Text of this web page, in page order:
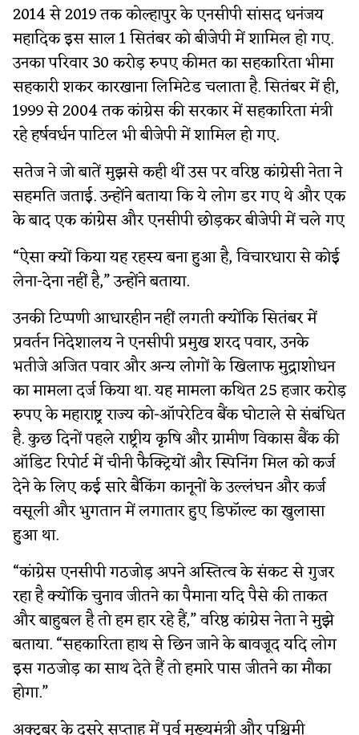
2014 से 2019 तक कोल्हापुर के एनसीपी सांसद धनंजय
महादिक इस साल 1 सितंबर को बीजेपी में शामिल हो गए.
उनका परिवार 30 करोड़ रुपए कीमत का सहकारिता भीमा
सहकारी शकर कारखाना लिमिटेड चलाता है. सितंबर में ही,
1999 से 2004 तक कांग्रेस की सरकार में सहकारिता मंत्री
रहे हर्षवर्धन पाटिल भी बीजेपी में शामिल हो गए.
सतेज ने जो बातें मुझसे कही थीं उस पर वरिष्ठ कांग्रेसी नेता ने
सहमति जताई. उन्होंने बताया कि ये लोग डर गए थे और एक
के बाद एक कांग्रेस और एनसीपी छोड़कर बीजेपी में चले गए
“ऐसा क्यों किया यह रहस्य बना हुआ है, विचारधारा से कोई
लेना-देना नहीं है,” उन्होंने बताया.
उनकी टिप्पणी आधारहीन नहीं लगती क्योंकि सितंबर में
प्रवर्तन निदेशालय ने एनसीपी प्रमुख शरद पवार, उनके
भतीजे अजित पवार और अन्य लोगों के खिलाफ मुद्राशोधन
का मामला दर्ज किया था. यह मामला कथित 25 हजार करोड़
रुपए के महाराष्ट्र राज्य को-ऑपरेटिव बैंक घोटाले से संबंधित
है. कुछ दिनों पहले राष्ट्रीय कृषि और ग्रामीण विकास बैंक की
ऑडिट रिपोर्ट में चीनी फैक्ट्रियों और स्पिनिंग मिल को कर्ज
देने के लिए कई सारे बैंकिंग कानूनों के उल्लंघन और कर्ज
वसूली और भुगतान में लगातार हुए डिफॉल्ट का खुलासा
हुआ था.
“कांग्रेस एनसीपी गठजोड़ अपने अस्तित्व के संकट से गुजर
रहा है क्योंकि चुनाव जीतने का पैमाना यदि पैसे की ताकत
और बाहुबल है तो हम हार रहे हैं,” वरिष्ठ कांग्रेस नेता ने मुझे
बताया. “सहकारिता हाथ से छिन जाने के बावजूद यदि लोग
इस गठजोड़ का साथ देते हैं तो हमारे पास जीतने का मौका
होगा.”